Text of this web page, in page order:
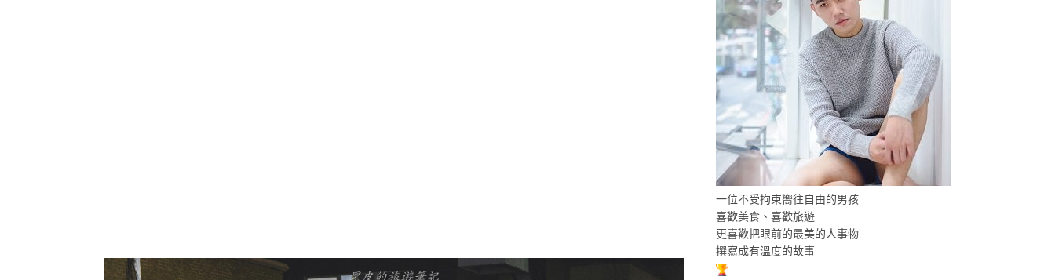
一位不受拘束嚮往自由的男孩
喜歡美食、喜歡旅遊
更喜歡把眼前的最美的人事物
撰寫成有溫度的故事